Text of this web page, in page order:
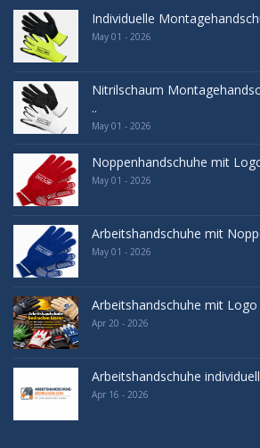
Individuelle
May 01 - 2026
Nitrilschaum
..
May 01 - 2026
Noppenhandschuhe mit
May 01 - 2026
Arbeitshandschuhe mit
May 01 - 2026
Arbeitshandschuhe mit
Apr 20 - 2026
Arbeitshandschuhe
Apr 16 - 2026